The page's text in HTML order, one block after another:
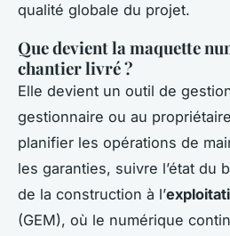
qualité globale du projet.
Que devient la maquette
chantier livré ?
Elle devient un outil de
gestionnaire ou au
planifier les opérations de
les garanties, suivre l’état du
de la construction à l’
(GEM), où le numérique